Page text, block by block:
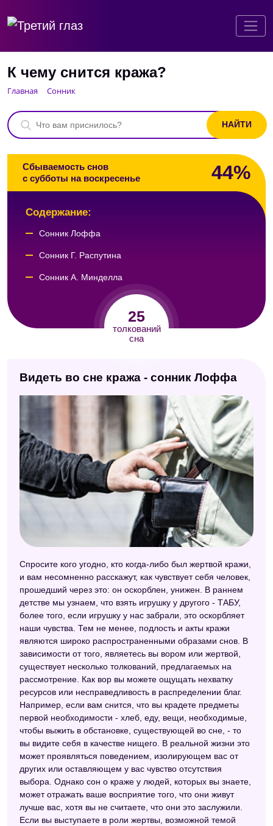
К чему снится кража?
Главная Сонник
Сбываемость снов
с субботы на воскресенье
44%
25
толкований
сна
Содержание:
Сонник Лоффа
Сонник Г. Распутина
Сонник А. Минделла
Итальянский сонник А. Роберти
Сонник по алфавиту (Мельников)
Сонник Авеля
Сонник Роммеля
Сонник Кассандры
Современный сонник
Семейный сонник
Сонник Миллера
Психологический сонник
Любовный сонник
Исламский сонник
Сонник Симеона Прозорова
Персидский сонник Тифлиси
Французский сонник
Сонник Таболкина
Психоаналитический сонник
Большой сонник (Наталья Степанова)
Халдейский сонник
Видеть во сне кража - сонник Лоффа
Спросите кого угодно, кто когда-либо был жертвой кражи,
и вам несомненно расскажут, как чувствует себя человек,
прошедший через это: он оскорблен, унижен. В раннем
детстве мы узнаем, что взять игрушку у другого - ТАБУ,
более того, если игрушку у нас забрали, это оскорбляет
наши чувства. Тем не менее, подлость и акты кражи
являются широко распространенными образами снов. В
зависимости от того, являетесь вы вором или жертвой,
существует несколько толкований, предлагаемых на
рассмотрение. Как вор вы можете ощущать нехватку
ресурсов или несправедливость в распределении благ.
Например, если вам снится, что вы крадете предметы
первой необходимости - хлеб, еду, вещи, необходимые,
чтобы выжить в обстановке, существующей во сне, - то
вы видите себя в качестве нищего. В реальной жизни это
может проявляться поведением, изолирующем вас от
других или оставляющем у вас чувство отсутствия
выбора. Однако сон о краже у людей, которых вы знаете,
может отражать ваше восприятие того, что они живут
лучше вас, хотя вы не считаете, что они это заслужили.
Если вы выступаете в роли жертвы, возможной темой